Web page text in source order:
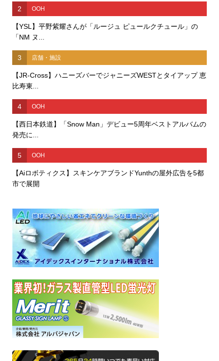
2 OOH
【YSL】平野紫耀さんが「ルージュ ピュールクチュール」の
「NM ヌ...
3 店舗・施設
【JR-Cross】ハニーズバーでジャニーズWESTとタイアップ 恵
比寿東...
4 OOH
【西日本鉄道】「Snow Man」デビュー5周年ベストアルバムの
発売に...
5 OOH
【Aiロボティクス】スキンケアブランドYunthの屋外広告を5都
市で展開